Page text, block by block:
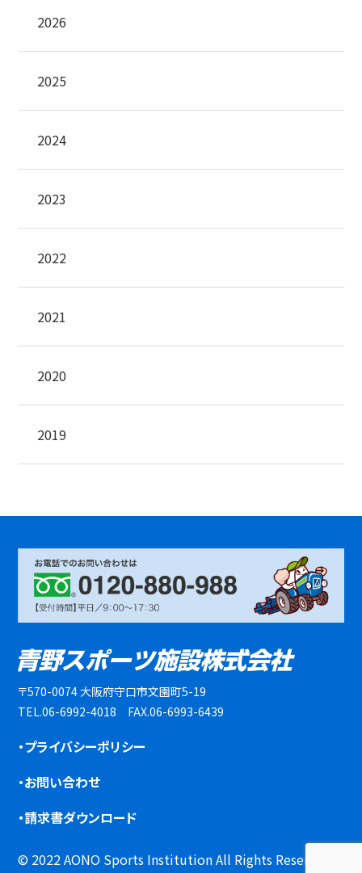
2026
2025
2024
2023
2022
2021
2020
2019
〒570-0074 大阪府守口市文園町5-19
TEL.06-6992-4018 FAX.06-6993-6439
・プライバシーポリシー
・お問い合わせ
・請求書ダウンロード
© 2022 AONO Sports Institution All Rights Reserved.